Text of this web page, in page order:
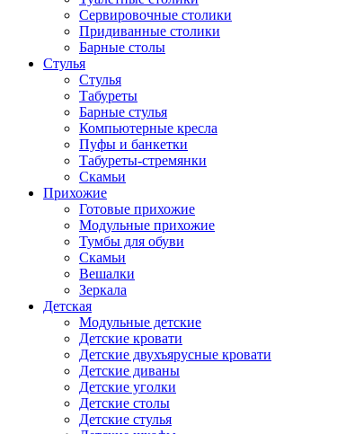
Сервировочные столики
Придиванные столики
Барные столы
Стулья
Стулья
Табуреты
Барные стулья
Компьютерные кресла
Пуфы и банкетки
Табуреты-стремянки
Скамьи
Прихожие
Готовые прихожие
Модульные прихожие
Тумбы для обуви
Скамьи
Вешалки
Зеркала
Детская
Модульные детские
Детские кровати
Детские двухъярусные кровати
Детские диваны
Детские уголки
Детские столы
Детские стулья